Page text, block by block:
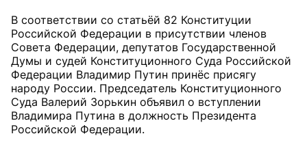
В соответствии со статьёй 82 Конституции
Российской Федерации в присутствии членов
Совета Федерации, депутатов Государственной
Думы и судей Конституционного Суда Российской
Федерации Владимир Путин принёс присягу
народу России. Председатель Конституционного
Суда Валерий Зорькин объявил о вступлении
Владимира Путина в должность Президента
Российской Федерации.